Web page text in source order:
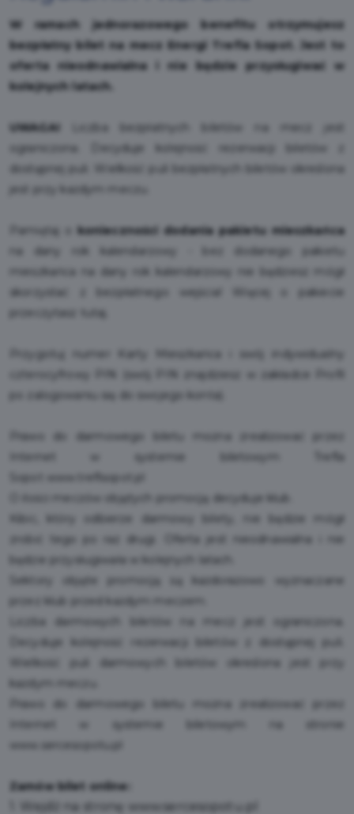
W ramach jednorazowego benefitu otrzymujesz
bezpłatny bilet na mecz Energi Trefla Sopot. Jest to
oferta nieodnawialna i nie będzie przysługiwać w
kolejnych latach.
UWAGA!
Liczba bezpłatnych biletów na mecz jest
ograniczona. Decyduje kolejność rezerwacji biletów z
dostępnej puli. Wielkość puli bezpłatnych biletów określona
jest przy każdym meczu.
Pamiętaj o konieczności dodania pakietu mieszkańca
na dany rok kalendarzowy - bez dodanego pakietu
mieszkańca na dany rok kalendarzowy nie będziesz mógł
skorzystać z bezpłatnego wejścia! Więcej o pakiecie
przeczytasz
tutaj
Przygotuj numer Karty Mieszkańca i swój indywidualny
czterocyfrowy PIN (swój PIN znajdziesz w zakładce Profil
po zalogowaniu się do swojego konta).
Prawo do darmowego biletu można zrealizować przez
Internet w systemie biletowym Trefla
Sopot
ww.treflsopot.pl
O ilości meczów objętych promocją decyduje klub.
Kibic, który odbierze darmowy bilety, nie będzie mógł
zrobić tego po raz drugi. Oferta jest nieodnawialna i nie
będzie przysługiwała w kolejnych latach.
Sektory objęte promocją są każdorazowo wyznaczane
przez klub przed każdym meczem.
Liczba darmowych biletów na mecz jest ograniczona.
Decyduje kolejność rezerwacji biletów z dostępnej puli.
Wielkość puli darmowych biletów określona jest przy
każdym meczu.
Prawo do darmowego biletu można zrealizować przez
Internet w systemie biletowym na stronie
www.sercesopotu.pl
Zamów bilet online:
1. Wejdź na stronę www.sercesopotu.pl